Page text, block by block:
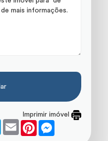
Imprimir imóvel
Telegram
Email Pinterest